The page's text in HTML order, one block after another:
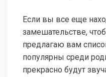
Если вы все еще
замешательстве,
предлагаю вам
популярны среди
прекрасно будут